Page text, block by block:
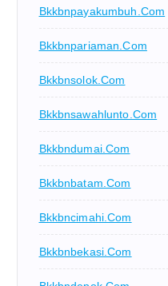
Bkkbnpayakumbuh.com
Bkkbnpariaman.com
Bkkbnsolok.com
Bkkbnsawahlunto.com
Bkkbndumai.com
Bkkbnbatam.com
Bkkbncimahi.com
Bkkbnbekasi.com